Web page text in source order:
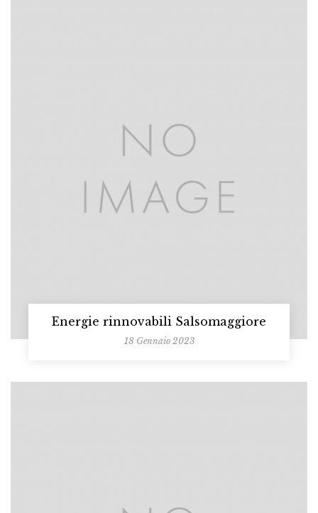
Energie rinnovabili Salsomaggiore
18 Gennaio 2023